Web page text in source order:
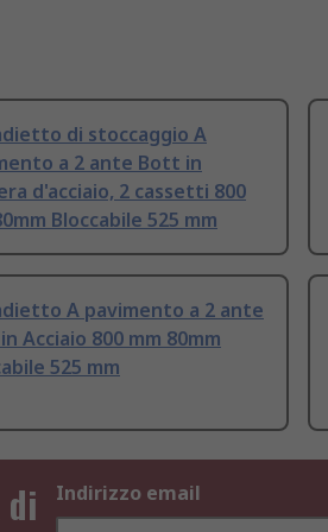
di stoccaggio A
a 2 ante Bott in
d'acciaio, 2 cassetti 800
Bloccabile 525 mm
A pavimento a 2 ante
Acciaio 800 mm 80mm
525 mm
Indirizzo email